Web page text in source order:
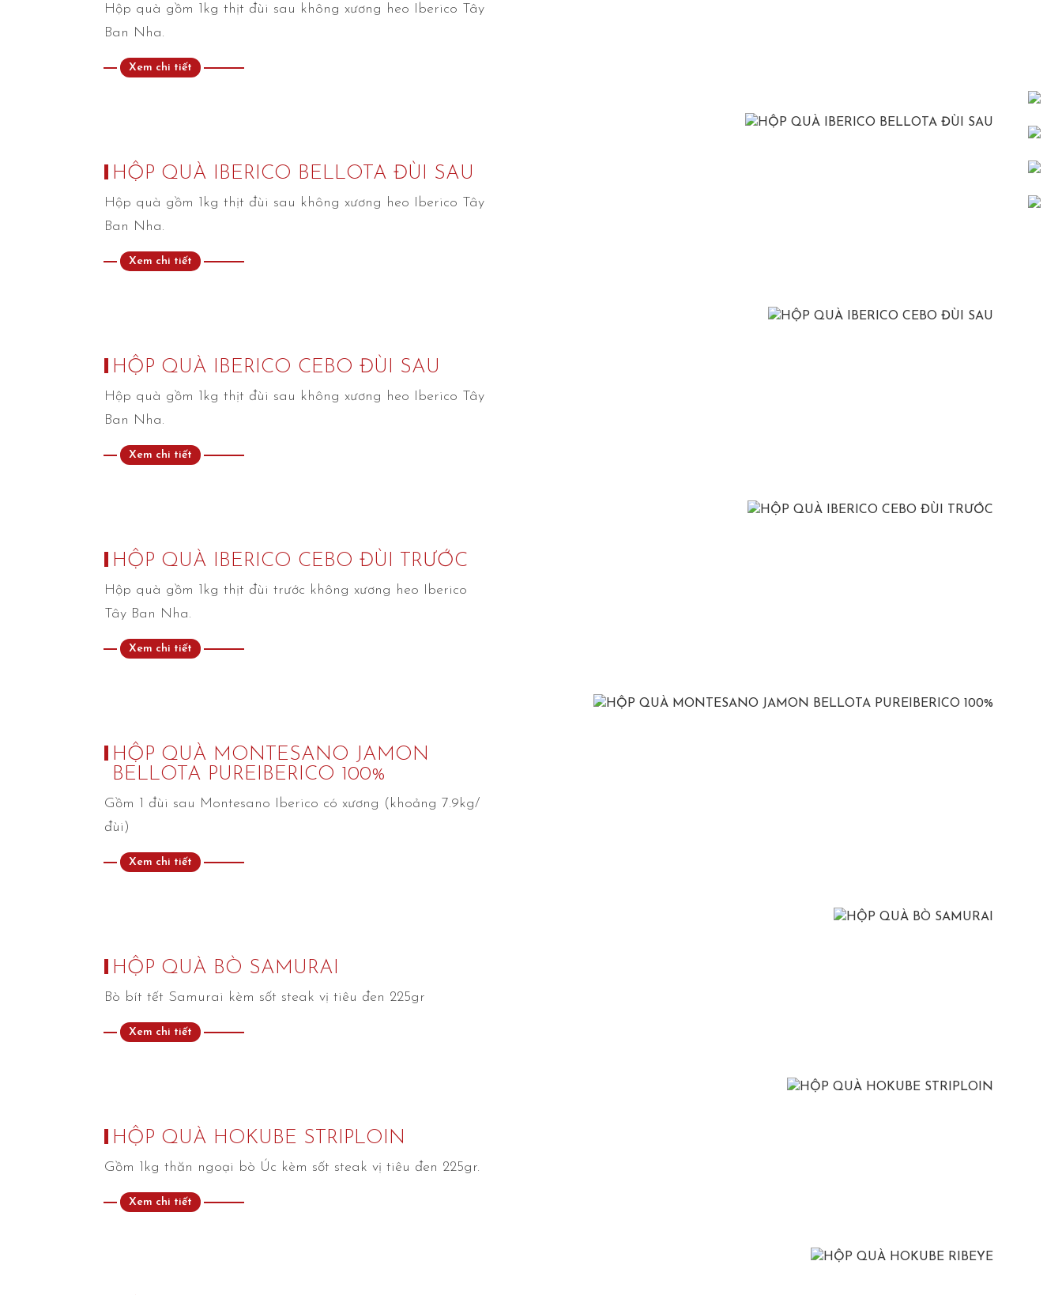
Hộp quà gồm 1kg thịt đùi sau không xương heo Iberico Tây
Ban Nha.
Xem chi tiết
HỘP QUÀ IBERICO BELLOTA ĐÙI SAU
Hộp quà gồm 1kg thịt đùi sau không xương heo Iberico Tây
Ban Nha.
Xem chi tiết
HỘP QUÀ IBERICO CEBO ĐÙI SAU
Hộp quà gồm 1kg thịt đùi sau không xương heo Iberico Tây
Ban Nha.
Xem chi tiết
HỘP QUÀ IBERICO CEBO ĐÙI TRƯỚC
Hộp quà gồm 1kg thịt đùi trước không xương heo Iberico
Tây Ban Nha.
Xem chi tiết
HỘP QUÀ MONTESANO JAMON
BELLOTA PUREIBERICO 100%
Gồm 1 đùi sau Montesano Iberico có xương (khoảng 7.9kg/
đùi)
Xem chi tiết
HỘP QUÀ BÒ SAMURAI
Bò bít tết Samurai kèm sốt steak vị tiêu đen 225gr
Xem chi tiết
HỘP QUÀ HOKUBE STRIPLOIN
Gồm 1kg thăn ngoại bò Úc kèm sốt steak vị tiêu đen 225gr.
Xem chi tiết